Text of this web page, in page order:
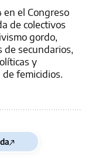
en el Congreso
de colectivos
gordo,
secundarios,
y
femicidios.